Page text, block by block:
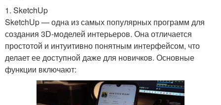
1. SketchUp
SketchUp — одна из самых популярных программ для
создания 3D-моделей интерьеров. Она отличается
простотой и интуитивно понятным интерфейсом, что
делает ее доступной даже для новичков. Основные
функции включают: